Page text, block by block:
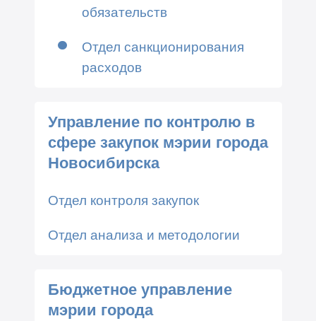
обязательств
Отдел санкционирования
расходов
Управление по контролю в
сфере закупок мэрии города
Новосибирска
Отдел контроля закупок
Отдел анализа и методологии
Бюджетное управление
мэрии города